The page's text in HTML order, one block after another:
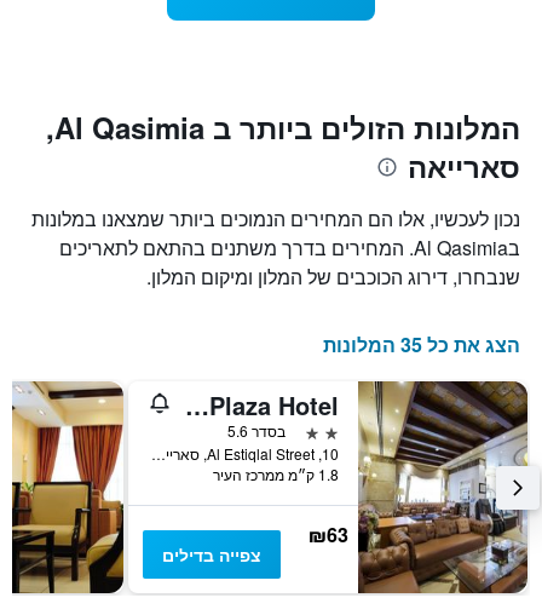
המחיר
הממוצע
של
חדר
במהלך
סוף
השבוע
בימים
X
המציגים
את
מספר
הימים
שנותרו
עד
התרשים
1
ציר
Y
המציג
את
מחיר
הממוצע
של
חדר
המלונות הזולים ביותר ב Al Qasimia,
סארייאה
נכון לעכשיו, אלו הם המחירים הנמוכים ביותר שמצאנו במלונות
בAl Qasimia. המחירים בדרך משתנים בהתאם לתאריכים
שנבחרו, דירוג הכוכבים של המלון ומיקום המלון.
הצג את כל 35 המלונות
Crystal Plaza Hotel
2 כוכבים
בסדר 5.6
10, Al Estiqlal Street, סארייאה, איחוד האמירויות הערביות
1.8 ק״מ ממרכז העיר
₪63
צפייה בדילים